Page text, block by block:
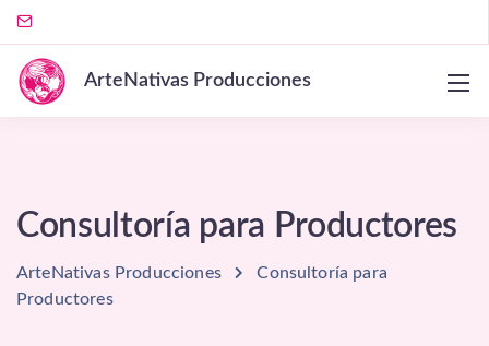
ArteNativas Producciones
Consultoría para Productores
ArteNativas Producciones
Consultoría para
Productores